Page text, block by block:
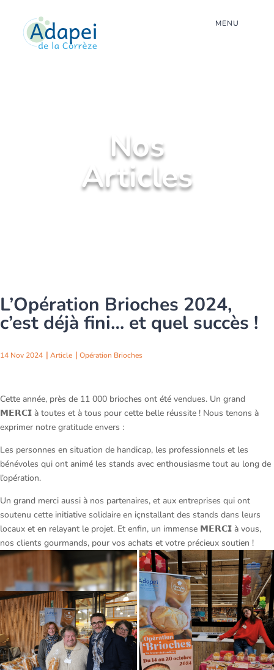
MENU
Nos
Articles
L’Opération Brioches 2024,
c’est déjà fini… et quel succès !
14 Nov 2024 Article Opération Brioches
Cette année, près de 11 000 brioches ont été vendues. Un grand
𝗠𝗘𝗥𝗖𝗜 à toutes et à tous pour cette belle réussite ! Nous tenons à
exprimer notre gratitude envers :
Les personnes en situation de handicap, les professionnels et les
bénévoles qui ont animé les stands avec enthousiasme tout au long de
l’opération.
Un grand merci aussi à nos partenaires, et aux entreprises qui ont
soutenu cette initiative solidaire en içnstallant des stands dans leurs
locaux et en relayant le projet. Et enfin, un immense 𝗠𝗘𝗥𝗖𝗜 à vous,
nos clients gourmands, pour vos achats et votre précieux soutien !